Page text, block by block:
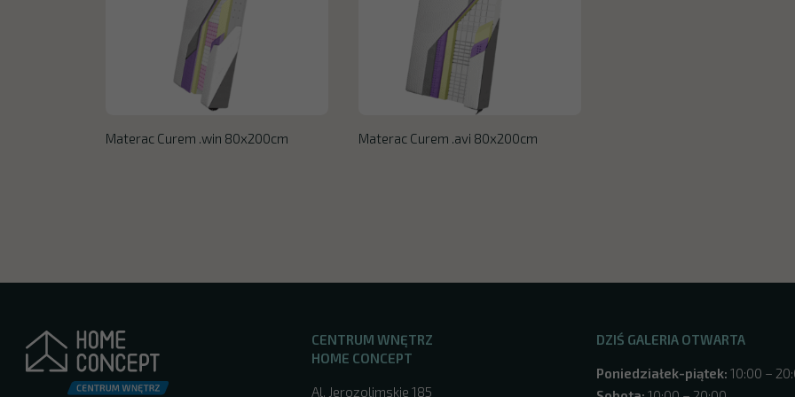
Materac Curem .win 80x200cm Materac Curem .avi 80x200cm
CENTRUM WNĘTRZ
HOME CONCEPT
Al. Jerozolimskie 185
DZIŚ GALERIA OTWARTA
Poniedziałek-piątek: 10:00 –